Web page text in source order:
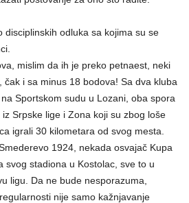
disciplinskih odluka sa kojima su se
mislim da ih je preko petnaest, neki
i sa minus 18 bodova! Sa dva kluba
Sportskom sudu u Lozani, oba spora
Srpske lige i Zona koji su zbog loše
igrali 30 kilometara od svog mesta.
1924, nekada osvajač Kupa
svog stadiona u Kostolac, sve to u
ligu. Da ne bude nesporazuma,
nije samo kažnjavanje